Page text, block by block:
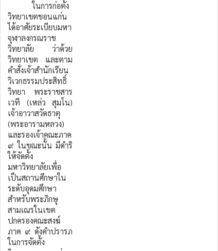
ในการก่อตั้ง
วิทยาเขตขอนแก่น
ได้อาศัยระเบียบมหา
จุฬาลงกรณราช
วิทยาลัย ว่าด้วย
วิทยาเขต และตาม
คำสั่งเจ้าสำนักเรียน
วิเวกธรรมประสิทธิ์
วิทยา พระราชสาร
เวที (เหล่ว สุมโน)
เจ้าอาวาสวัดธาตุ
(พระอารามหลวง)
และรองเจ้าคณะภาค
๙ ในขณะนั้น มีดำริ
ให้จัดตั้ง
มหาวิทยาลัยเพื่อ
เป็นสถานศึกษาใน
ระดับอุดมศึกษา
สำหรับพระภิกษุ
สามเณรในเขต
ปกครองคณะสงฆ์
ภาค ๙ ดังคำปรารภ
ในการจัดตั้ง